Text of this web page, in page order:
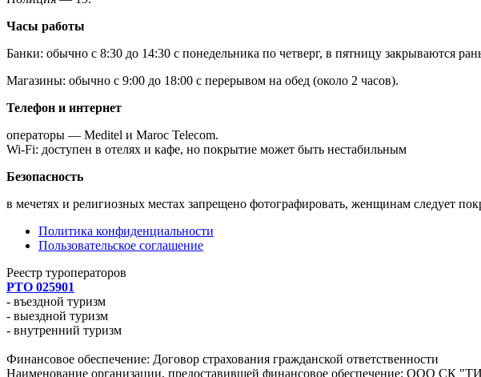
Часы работы
Банки: обычно с 8:30 до 14:30 с понедельника по четверг, в пятницу закрываются
Магазины: обычно с 9:00 до 18:00 с перерывом на обед (около 2 часов).
Телефон и интернет
операторы — Meditel и Maroc Telecom.
Wi-Fi: доступен в отелях и кафе, но покрытие может быть нестабильным
Безопасность
в мечетях и религиозных местах запрещено фотографировать, женщинам следует
Политика конфиденциальности
Пользовательское соглашение
Реестр туроператоров
РТО 025901
- въездной туризм
- выездной туризм
- внутренний туризм
Финансовое обеспечение: Договор страхования гражданской ответственности
Наименование организации, предоставившей финансовое обеспечение: ООО СК